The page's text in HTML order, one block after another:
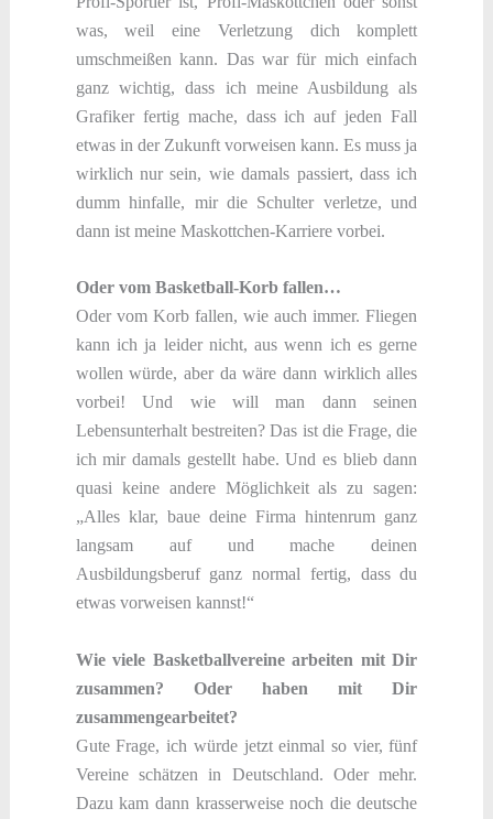
was, weil eine Verletzung dich komplett
umschmeißen kann. Das war für mich einfach
ganz wichtig, dass ich meine Ausbildung als
Grafiker fertig mache, dass ich auf jeden Fall
etwas in der Zukunft vorweisen kann. Es muss ja
wirklich nur sein, wie damals passiert, dass ich
dumm hinfalle, mir die Schulter verletze, und
dann ist meine Maskottchen-Karriere vorbei.
Oder vom Basketball-Korb fallen…
Oder vom Korb fallen, wie auch immer. Fliegen
kann ich ja leider nicht, aus wenn ich es gerne
wollen würde, aber da wäre dann wirklich alles
vorbei! Und wie will man dann seinen
Lebensunterhalt bestreiten? Das ist die Frage, die
ich mir damals gestellt habe. Und es blieb dann
quasi keine andere Möglichkeit als zu sagen:
„Alles klar, baue deine Firma hintenrum ganz
langsam auf und mache deinen
Ausbildungsberuf ganz normal fertig, dass du
etwas vorweisen kannst!“
Wie viele Basketballvereine arbeiten mit Dir
zusammen? Oder haben mit Dir
zusammengearbeitet?
Gute Frage, ich würde jetzt einmal so vier, fünf
Vereine schätzen in Deutschland. Oder mehr.
Dazu kam dann krasserweise noch die deutsche